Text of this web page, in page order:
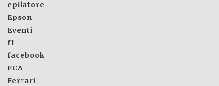
epilatore
Epson
Eventi
f1
facebook
FCA
Ferrari